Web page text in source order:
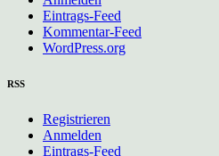
Eintrags-Feed
Kommentar-Feed
WordPress.org
RSS
Registrieren
Anmelden
Eintrags-Feed